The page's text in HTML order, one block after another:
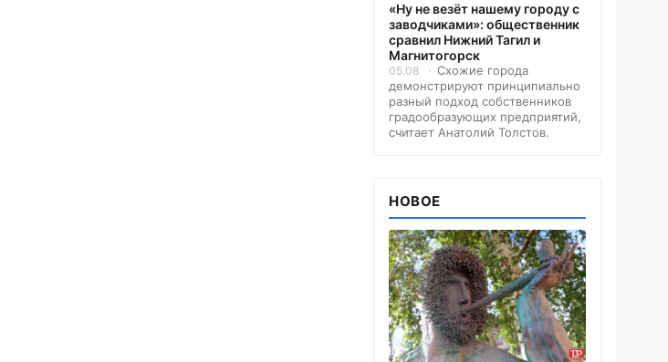
«Ну не везёт нашему городу с
заводчиками»: общественник
сравнил Нижний Тагил и
Магнитогорск
05.08
Схожие города
демонстрируют принципиально
разный подход собственников
градообразующих предприятий,
считает Анатолий Толстов.
НОВОЕ